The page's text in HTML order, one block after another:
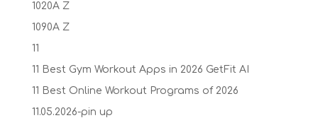
1020A Z
1090A Z
11
11 Best Gym Workout Apps in 2026 GetFit AI
11 Best Online Workout Programs of 2026
11.05.2026-pin up